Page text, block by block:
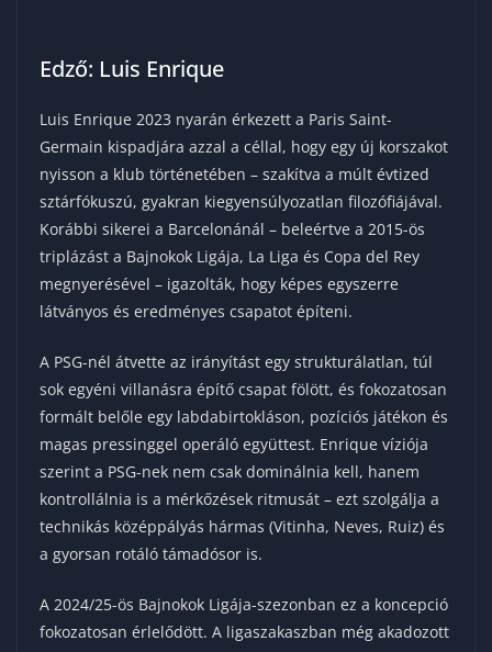
Edző: Luis Enrique
Luis Enrique 2023 nyarán érkezett a Paris Saint-
Germain kispadjára azzal a céllal, hogy egy új korszakot
nyisson a klub történetében – szakítva a múlt évtized
sztárfókuszú, gyakran kiegyensúlyozatlan filozófiájával.
Korábbi sikerei a Barcelonánál – beleértve a 2015-ös
triplázást a Bajnokok Ligája, La Liga és Copa del Rey
megnyerésével – igazolták, hogy képes egyszerre
látványos és eredményes csapatot építeni.
A PSG-nél átvette az irányítást egy strukturálatlan, túl
sok egyéni villanásra építő csapat fölött, és fokozatosan
formált belőle egy labdabirtokláson, pozíciós játékon és
magas pressinggel operáló együttest. Enrique víziója
szerint a PSG-nek nem csak dominálnia kell, hanem
kontrollálnia is a mérkőzések ritmusát – ezt szolgálja a
technikás középpályás hármas (Vitinha, Neves, Ruiz) és
a gyorsan rotáló támadósor is.
A 2024/25-ös Bajnokok Ligája-szezonban ez a koncepció
fokozatosan érlelődött. A ligaszakaszban még akadozott